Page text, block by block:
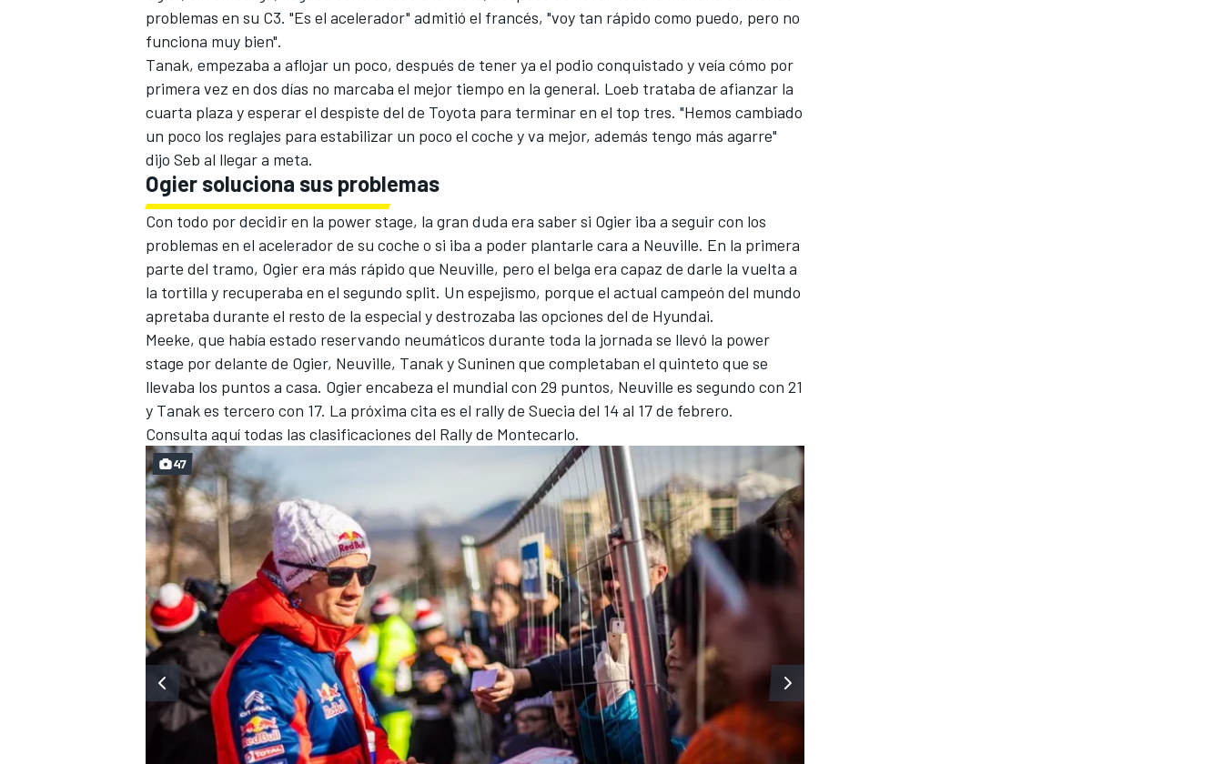
problemas en su C3. "Es el acelerador" admitió el francés, "voy tan rápido como puedo, pero no
funciona muy bien".
Tanak, empezaba a aflojar un poco, después de tener ya el podio conquistado y veía cómo por
primera vez en dos días no marcaba el mejor tiempo en la general. Loeb trataba de afianzar la
cuarta plaza y esperar el despiste del de Toyota para terminar en el top tres. "Hemos cambiado
un poco los reglajes para estabilizar un poco el coche y va mejor, además tengo más agarre"
dijo Seb al llegar a meta.
Ogier soluciona sus problemas
Con todo por decidir en la power stage, la gran duda era saber si Ogier iba a seguir con los
problemas en el acelerador de su coche o si iba a poder plantarle cara a Neuville. En la primera
parte del tramo, Ogier era más rápido que Neuville, pero el belga era capaz de darle la vuelta a
la tortilla y recuperaba en el segundo split. Un espejismo, porque el actual campeón del mundo
apretaba durante el resto de la especial y destrozaba las opciones del de Hyundai.
Meeke, que había estado reservando neumáticos durante toda la jornada se llevó la power
stage por delante de Ogier, Neuville, Tanak y Suninen que completaban el quinteto que se
llevaba los puntos a casa. Ogier encabeza el mundial con 29 puntos, Neuville es segundo con 21
y Tanak es tercero con 17. La próxima cita es el rally de Suecia del 14 al 17 de febrero.
Consulta aquí todas las clasificaciones del Rally de Montecarlo.
47